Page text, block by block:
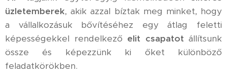
üzletemberek, akik azzal bíztak meg minket, hogy
a vállalkozásuk bővítéséhez egy átlag feletti
képességekkel rendelkező elit csapatot állítsunk
össze és képezzünk ki őket különböző
feladatkörökben.